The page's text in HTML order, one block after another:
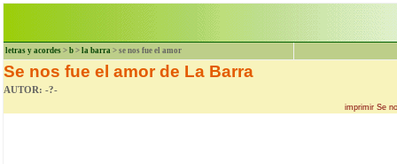
letras y acordes > b > la barra > se nos fue el amor
Se nos fue el amor de La Barra
AUTOR: -?-
imprimir Se